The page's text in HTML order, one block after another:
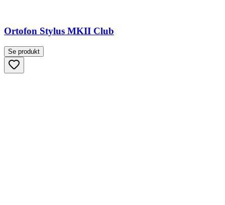
Ortofon Stylus MKII Club
Se produkt